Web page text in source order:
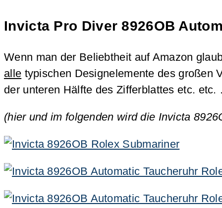
Invicta Pro Diver 8926OB
Wenn man der Beliebtheit auf Amazon
alle typischen Designelemente des großen
der unteren Hälfte des Zifferblattes etc.
(hier und im folgenden wird die Invicta